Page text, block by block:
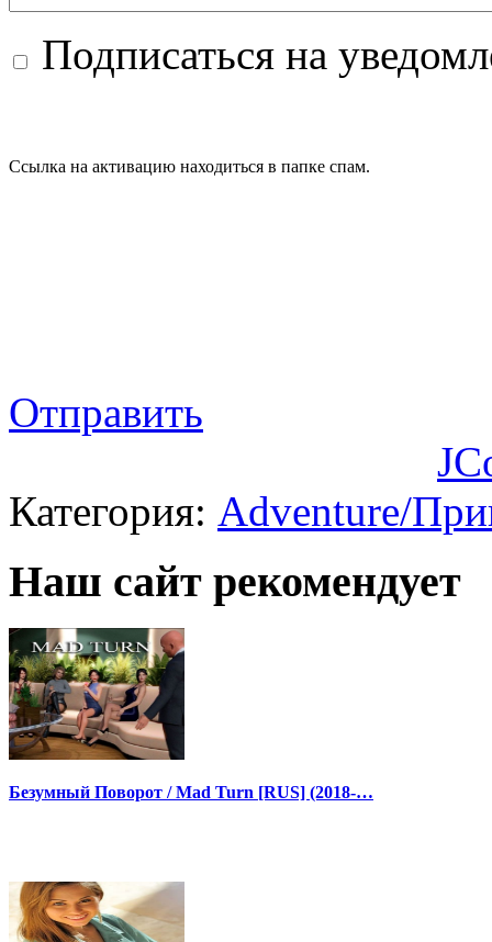
Подписаться на
Ссылка на активацию находиться в папке спам.
Отправить
Категория: Adventure/
Наш сайт рекомендует
Безумный Поворот / Mad Turn [RUS] (2018-…